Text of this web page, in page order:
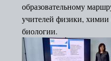
Подразделения
Ректорат
образовательному
учителей физики, химии
биологии.